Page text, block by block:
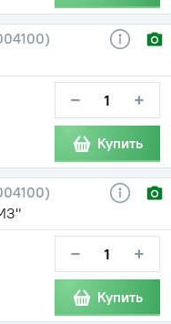
− +
Купить
− +
Купить